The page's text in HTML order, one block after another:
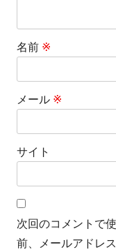
名前 ※
メール ※
サイト
次回のコメントで
前、メールアドレ